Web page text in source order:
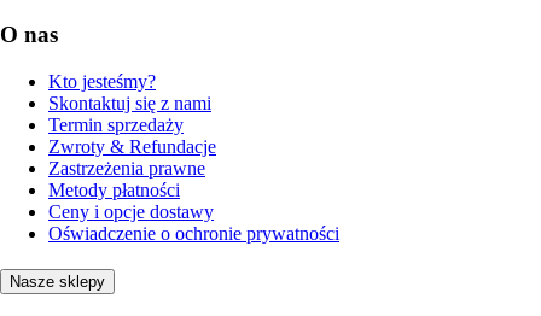
O nas
Kto jesteśmy?
Skontaktuj się z nami
Termin sprzedaży
Zwroty & Refundacje
Zastrzeżenia prawne
Metody płatności
Ceny i opcje dostawy
Oświadczenie o ochronie prywatności
Nasze sklepy